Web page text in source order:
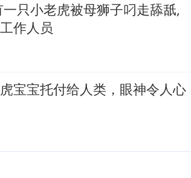
只小老虎被母狮子叼走舔舐,
作人员
宝宝托付给人类，眼神令人心